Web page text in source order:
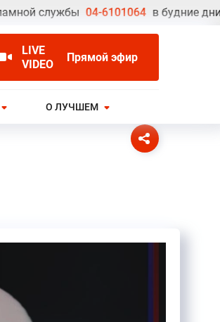
службы 04-6101064 в будние дни с
LIVE
VIDEO
Прямой эфир
О ЛУЧШЕМ